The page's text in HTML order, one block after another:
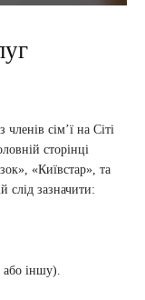
сім’ї на Сіті
сторінці
«Київстар», та
слід зазначити:
або іншу).